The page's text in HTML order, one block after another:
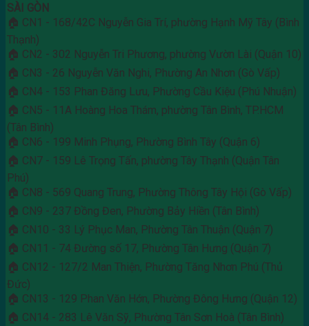
SÀI GÒN
🏠 CN1 - 168/42C Nguyễn Gia Trí, phường Hạnh Mỹ Tây (Bình
Thạnh)
🏠 CN2 - 302 Nguyễn Tri Phương, phường Vườn Lài (Quận 10)
🏠 CN3 - 26 Nguyễn Văn Nghi, Phường An Nhơn (Gò Vấp)
🏠 CN4 - 153 Phan Đăng Lưu, Phường Cầu Kiệu (Phú Nhuận)
🏠 CN5 - 11A Hoàng Hoa Thám, phường Tân Bình, TP.HCM
(Tân Bình)
🏠 CN6 - 199 Minh Phụng, Phường Bình Tây (Quận 6)
🏠 CN7 - 159 Lê Trọng Tấn, phường Tây Thạnh (Quận Tân
Phú)
🏠 CN8 - 569 Quang Trung, Phường Thông Tây Hội (Gò Vấp)
🏠 CN9 - 237 Đồng Đen, Phường Bảy Hiền (Tân Bình)
🏠 CN10 - 33 Lý Phục Man, Phường Tân Thuận (Quận 7)
🏠 CN11 - 74 Đường số 17, Phường Tân Hưng (Quận 7)
🏠 CN12 - 127/2 Man Thiện, Phường Tăng Nhơn Phú (Thủ
Đức)
🏠 CN13 - 129 Phan Văn Hớn, Phường Đông Hưng (Quận 12)
🏠 CN14 - 283 Lê Văn Sỹ, Phường Tân Sơn Hoà (Tân Bình)